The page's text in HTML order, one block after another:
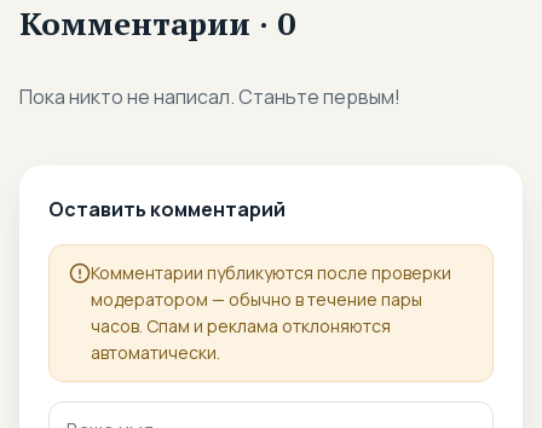
Комментарии · 0
Пока никто не написал. Станьте первым!
Оставить комментарий
Комментарии публикуются после проверки
модератором — обычно в течение пары
часов. Спам и реклама отклоняются
автоматически.